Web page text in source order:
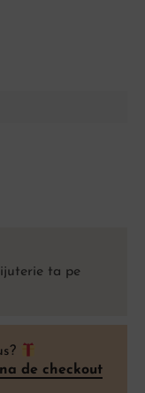
ta pe
de checkout